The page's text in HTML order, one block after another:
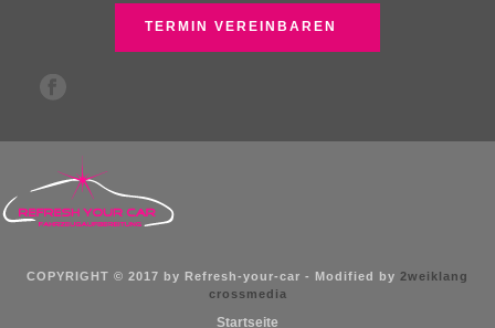
TERMIN VEREINBAREN
COPYRIGHT © 2017 by Refresh-your-car - Modified by 2weiklang
crossmedia
Startseite